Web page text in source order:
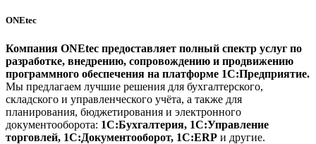
ONEtec
Компания ONEtec предоставляет полный спектр услуг по
разработке, внедрению, сопровождению и продвижению
программного обеспечения на платформе 1С:Предприятие.
Мы предлагаем лучшие решения для бухгалтерского,
складского и управленческого учёта, а также для
планирования, бюджетирования и электронного
документооборота: 1С:Бухгалтерия, 1С:Управление
торговлей, 1С:Документооборот, 1С:ERP и другие.